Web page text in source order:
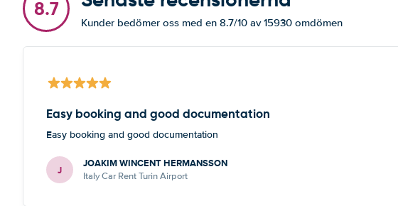
8.7
Kunder bedömer oss med en 8.7/10 av 15930 omdömen
Easy booking and good documentation
Easy booking and good documentation
J JOAKIM WINCENT HERMANSSON
Italy Car Rent Turin Airport